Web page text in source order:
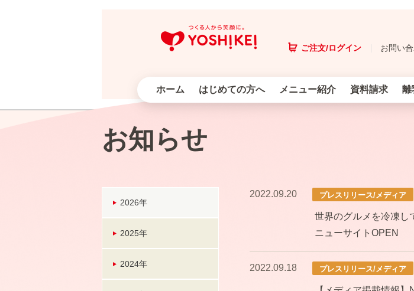
ご注文/ログイン お問い
ホーム はじめての方へ メニュー紹介 資料請求 離
お知らせ
2026年
2025年
2024年
2022.09.20 プレスリリース/メディア
世界のグルメを冷凍し
ニューサイトOPEN
2022.09.18 プレスリリース/メディア